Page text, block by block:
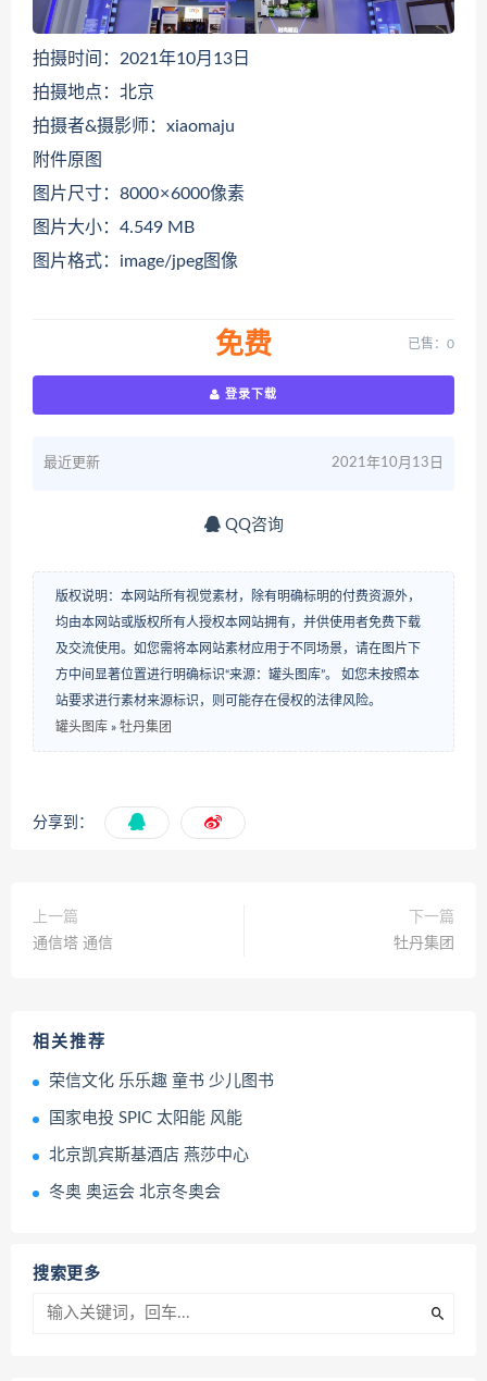
拍摄时间：2021年10月13日
拍摄地点：北京
拍摄者&摄影师：xiaomaju
附件原图
图片尺寸：8000 × 6000像素
图片大小：4.549 MB
图片格式：image/jpeg图像
免费 已售：0
登录下载
最近更新 2021年10月13日
QQ咨询
版权说明：本网站所有视觉素材，除有明确标明的付费资源外，
均由本网站或版权所有人授权本网站拥有，并供使用者免费下载
及交流使用。如您需将本网站素材应用于不同场景，请在图片下
方中间显著位置进行明确标识“来源：罐头图库”。 如您未按照本
站要求进行素材来源标识，则可能存在侵权的法律风险。
罐头图库 » 牡丹集团
分享到：
上一篇
通信塔 通信
下一篇
牡丹集团
相关推荐
荣信文化 乐乐趣 童书 少儿图书
国家电投 SPIC 太阳能 风能
北京凯宾斯基酒店 燕莎中心
冬奥 奥运会 北京冬奥会
搜索更多